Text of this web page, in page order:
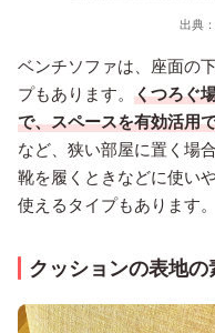
出典：
ベンチソファは、座面の
プもあります。 くつろぐ
で、スペースを有効活用
など、狭い部屋に置く場
靴を履くときなどに使い
使えるタイプもあります。
クッションの表地